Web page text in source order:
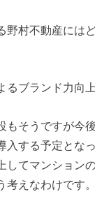
野村不動産には
るブランド力向上
もそうですが今
入する予定とな
してマンション
考えなわけです。